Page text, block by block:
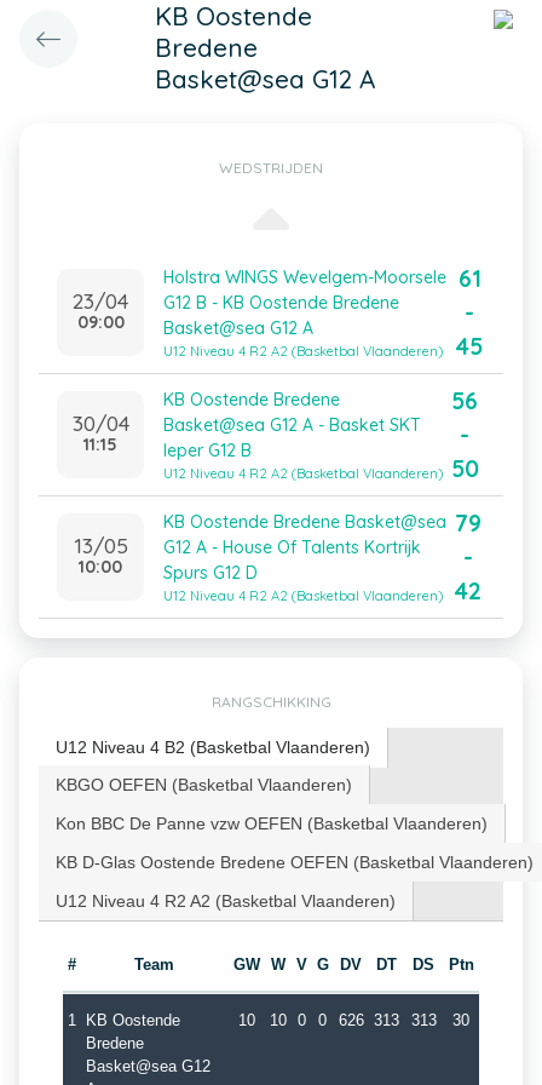
KB Oostende
Bredene
Basket@sea G12 A
WEDSTRIJDEN
23/04
09:00
Holstra WINGS Wevelgem-Moorsele
G12 B - KB Oostende Bredene
Basket@sea G12 A
U12 Niveau 4 R2 A2 (Basketbal Vlaanderen)
61
-
45
30/04
11:15
KB Oostende Bredene
Basket@sea G12 A - Basket SKT
Ieper G12 B
U12 Niveau 4 R2 A2 (Basketbal Vlaanderen)
56
-
50
13/05
10:00
KB Oostende Bredene Basket@sea
G12 A - House Of Talents Kortrijk
Spurs G12 D
U12 Niveau 4 R2 A2 (Basketbal Vlaanderen)
79
-
42
RANGSCHIKKING
U12 Niveau 4 B2 (Basketbal Vlaanderen)
KBGO OEFEN (Basketbal Vlaanderen)
Kon BBC De Panne vzw OEFEN (Basketbal Vlaanderen)
KB D-Glas Oostende Bredene OEFEN (Basketbal Vlaanderen)
U12 Niveau 4 R2 A2 (Basketbal Vlaanderen)
# Team GW W V G DV DT DS Ptn
1
KB Oostende
Bredene
Basket@sea G12
10 10 0 0 626 313 313 30